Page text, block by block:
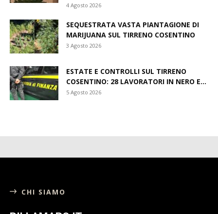
4 Agosto 2026
SEQUESTRATA VASTA PIANTAGIONE DI
MARIJUANA SUL TIRRENO COSENTINO
3 Agosto 2026
ESTATE E CONTROLLI SUL TIRRENO
COSENTINO: 28 LAVORATORI IN NERO E...
5 Agosto 2026
CHI SIAMO